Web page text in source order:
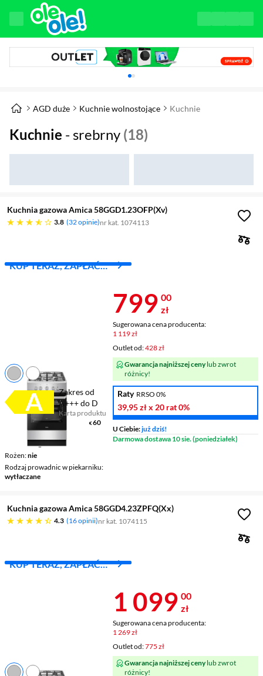
Karuzela z banerami, aktualny element 1 z
AGD duże Kuchnie wolnostojące Kuchnie
Kuchnie - srebrny (18)
Kuchnia gazowa Amica 58GGD1.23OFP(Xv)
3.8
3.8 gwiazdek 32 opinie nr kat. 1074113
KUP TERAZ, ZAPŁAĆ
Zakres od
A+++ do D
Karta produktu
Plik w formacie pdf
(otworzy się w nowym oknie)
Wymiary (SxWxG)
50 x 85 x 60
Termoobieg nie
Rożen nie
Rodzaj prowadnic w piekarniku
wytłaczane
Cena 799 zł
799 00
zł
Sugerowana cena producenta:
1 119 zł
Outlet od:428 zł
Gwarancja najniższej cenylub zwrot
różnicy!
Raty RRSO 0%
39,95 złx 20 rat0%
U Ciebie:już dziś!
Darmowa dostawa 10 sie. (poniedziałek)
Kuchnia gazowa Amica 58GGD4.23ZPFQ(Xx)
4.3
4.3 gwiazdek 16 opinii nr kat. 1074115
KUP TERAZ, ZAPŁAĆ
Cena 1 099
1 099 00
zł
Sugerowana cena producenta:
1 269 zł
Outlet od:775 zł
Gwarancja najniższej cenylub zwrot
różnicy!